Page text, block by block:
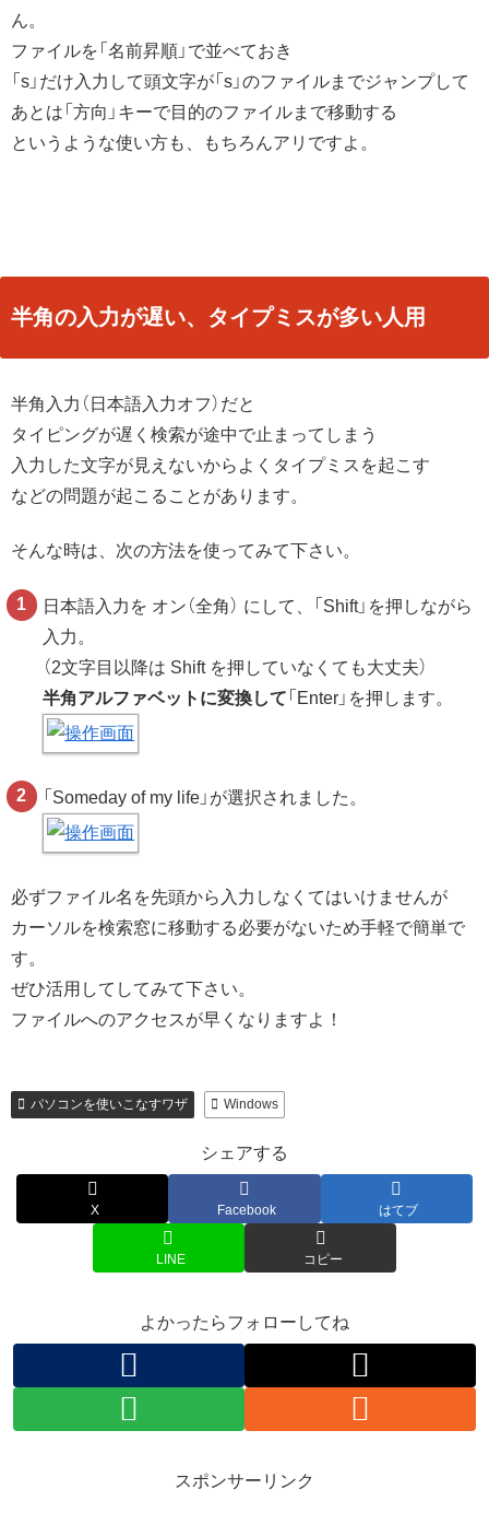
ん。
ファイルを「名前昇順」で並べておき
「s」だけ入力して頭文字が「s」のファイルまでジャンプして
あとは「方向」キーで目的のファイルまで移動する
というような使い方も、もちろんアリですよ。
半角の入力が遅い、タイプミスが多い人用
半角入力（日本語入力オフ）だと
タイピングが遅く検索が途中で止まってしまう
入力した文字が見えないからよくタイプミスを起こす
などの問題が起こることがあります。
そんな時は、次の方法を使ってみて下さい。
日本語入力を オン（全角） にして、「Shift」を押しながら
入力。
（2文字目以降は Shift を押していなくても大丈夫）
半角アルファベットに変換して 「Enter」を押します。
「Someday of my life」が選択されました。
必ずファイル名を先頭から入力しなくてはいけませんが
カーソルを検索窓に移動する必要がないため手軽で簡単で
す。
ぜひ活用してしてみて下さい。
ファイルへのアクセスが早くなりますよ！
パソコンを使いこなすワザ Windows
シェアする
X Facebook はてブ
LINE コピー
よかったらフォローしてね
スポンサーリンク